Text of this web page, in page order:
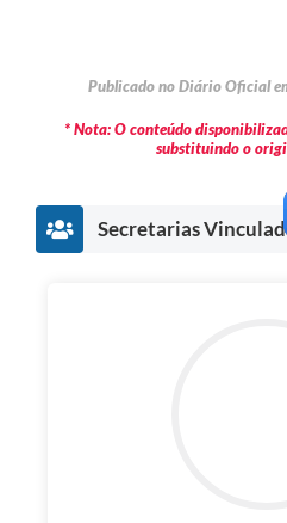
Publicado no Diário Oficial
* Nota: O conteúdo
substituindo o
Secretarias